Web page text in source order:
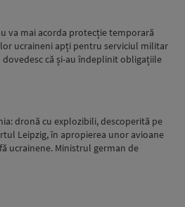
va mai acorda protecție temporară
ucraineni apți pentru serviciul militar
dovedesc că și-au îndeplinit obligațiile
dronă cu explozibili, descoperită pe
Leipzig, în apropierea unor avioane
ucrainene. Ministrul german de